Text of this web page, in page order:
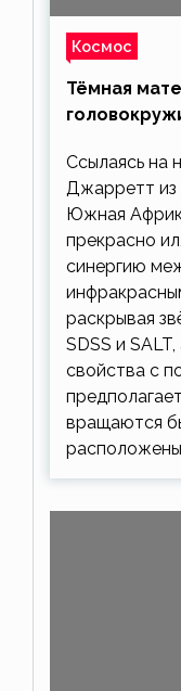
Космос
Тёмная
Ссылаясь на
Джарретт из
Южная
прекрасно
синергию
раскрывая
SDSS и
свойства с
вращаются